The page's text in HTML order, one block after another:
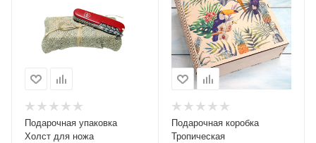
Подарочная упаковка
Холст для ножа
Подарочная коробка
Тропическая